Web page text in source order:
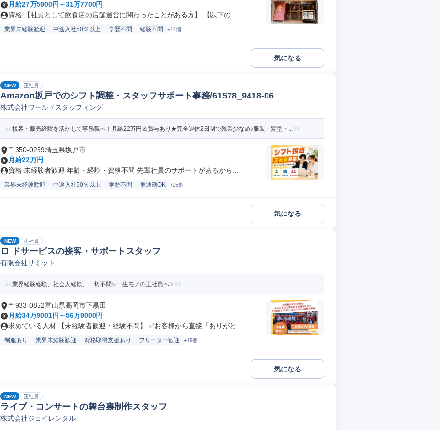
月給27万5900円～31万7700円
資格 【社員として飲食店の店舗運営に関わったことがある方】 【以下の...
業界未経験歓迎 中途入社50％以上 学歴不問 経験不問 +14個
気になる
NEW 正社員
Amazon坂戸でのシフト調整・スタッフサポート事務/61578_9418-06
株式会社ワールドスタッフィング
接客・販売経験を活かして事務職へ！月給22万円＆賞与あり★完全週休2日制で残業少なめ♪服装・髪型・...
〒350-0259埼玉県坂戸市
月給22万円
資格 未経験者歓迎 年齢・経験・資格不問 先輩社員のサポートがあるから...
業界未経験歓迎 中途入社50％以上 学歴不問 車通勤OK +15個
気になる
NEW 正社員
ロ ドサービスの接客・サポートスタッフ
有限会社サミット
業界経験経験、社会人経験、一切不問✨一生モノの正社員へ✨
〒933-0852富山県高岡市下黒田
月給34万9001円～56万9000円
求めている人材 【未経験者歓迎・経験不問】 ✅お客様から直接「ありがと...
制服あり 業界未経験歓迎 資格取得支援あり フリーター歓迎 +15個
気になる
NEW 正社員
ライブ・コンサートの舞台裏制作スタッフ
株式会社ジェイレンタル